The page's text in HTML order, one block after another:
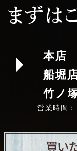
本店
船堀
竹ノ
営業時間